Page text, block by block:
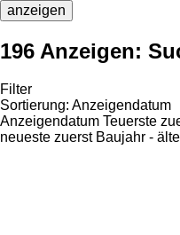
anzeigen
196 Anzeigen:
Filter
Sortierung: Anzeigendatum
Anzeigendatum Teuerste
neueste zuerst Baujahr -